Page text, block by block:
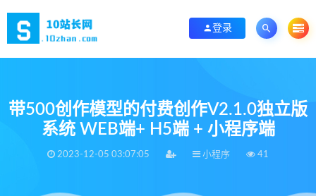
登录
带500创作模型的付费创作V2.1.0独立版
系统 WEB端+ H5端 + 小程序端
2023-12-05 03:07:05 小程序 41
当前位置：首页>